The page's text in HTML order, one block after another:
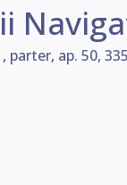
parter, ap. 50,